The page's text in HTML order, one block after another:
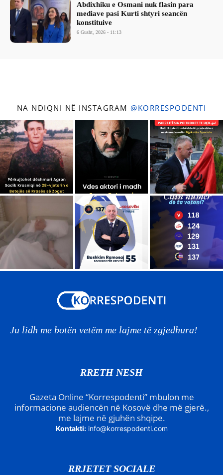
Abdixhiku e Osmani nuk flasin para
mediave pasi Kurti shtyri seancën
konstituive
6 Gusht, 2026 - 11:13
NA NDIQNI NË INSTAGRAM @KORRESPODENTI
Ju lidh me botën vetëm me lajme të zgjedhura!
RRETH NESH
Gazeta Online “Korrespodenti” mbulon me
informacione audiencën në Kosovë dhe më gjerë.,
me lajme në gjuhën shqipe.
Kontakti: info@korrespodenti.com
RRJETET SOCIALE